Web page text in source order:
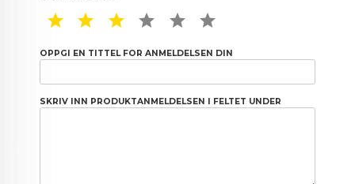
1 STAR2 STAR3 STAR4 STAR5 STAR
OPPGI EN TITTEL FOR ANMELDELSEN DIN
SKRIV INN PRODUKTANMELDELSEN I FELTET UNDER